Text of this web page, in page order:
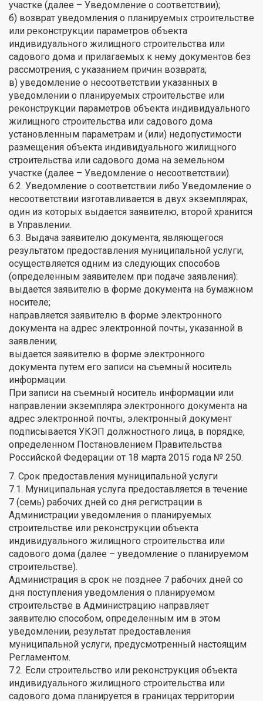
участке (далее – Уведомление о соответствии);
б) возврат уведомления о планируемых строительстве
или реконструкции параметров объекта
индивидуального жилищного строительства или
садового дома и прилагаемых к нему документов без
рассмотрения, с указанием причин возврата;
в) уведомление о несоответствии указанных в
уведомлении о планируемых строительстве или
реконструкции параметров объекта индивидуального
жилищного строительства или садового дома
установленным параметрам и (или) недопустимости
размещения объекта индивидуального жилищного
строительства или садового дома на земельном
участке (далее – Уведомление о несоответствии).
6.2. Уведомление о соответствии либо Уведомление о
несоответствии изготавливается в двух экземплярах,
один из которых выдается заявителю, второй хранится
в Управлении.
6.3. Выдача заявителю документа, являющегося
результатом предоставления муниципальной услуги,
осуществляется одним из следующих способов
(определенным заявителем при подаче заявления):
выдается заявителю в форме документа на бумажном
носителе;
направляется заявителю в форме электронного
документа на адрес электронной почты, указанной в
заявлении;
выдается заявителю в форме электронного
документа путем его записи на съемный носитель
информации.
При записи на съемный носитель информации или
направлении экземпляра электронного документа на
адрес электронной почты, электронный документ
подписывается УКЭП должностного лица, в порядке,
определенном Постановлением Правительства
Российской Федерации от 18 марта 2015 года № 250.
7. Срок предоставления муниципальной услуги
7.1. Муниципальная услуга предоставляется в течение
7 (семь) рабочих дней со дня регистрации в
Администрации уведомления о планируемых
строительстве или реконструкции объекта
индивидуального жилищного строительства или
садового дома (далее – уведомление о планируемом
строительстве).
Администрация в срок не позднее 7 рабочих дней со
дня поступления уведомления о планируемом
строительстве в Администрацию направляет
заявителю способом, определенным им в этом
уведомлении, результат предоставления
муниципальной услуги, предусмотренный настоящим
Регламентом.
7.2. Если строительство или реконструкция объекта
индивидуального жилищного строительства или
садового дома планируется в границах территории